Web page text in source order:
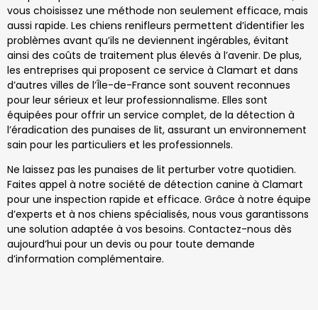
vous choisissez une méthode non seulement efficace, mais
aussi rapide. Les chiens renifleurs permettent d’identifier les
problèmes avant qu’ils ne deviennent ingérables, évitant
ainsi des coûts de traitement plus élevés à l’avenir. De plus,
les entreprises qui proposent ce service à Clamart et dans
d’autres villes de l’Île-de-France sont souvent reconnues
pour leur sérieux et leur professionnalisme. Elles sont
équipées pour offrir un service complet, de la détection à
l’éradication des punaises de lit, assurant un environnement
sain pour les particuliers et les professionnels.
Ne laissez pas les punaises de lit perturber votre quotidien.
Faites appel à notre société de détection canine à Clamart
pour une inspection rapide et efficace. Grâce à notre équipe
d’experts et à nos chiens spécialisés, nous vous garantissons
une solution adaptée à vos besoins. Contactez-nous dès
aujourd’hui pour un devis ou pour toute demande
d’information complémentaire.